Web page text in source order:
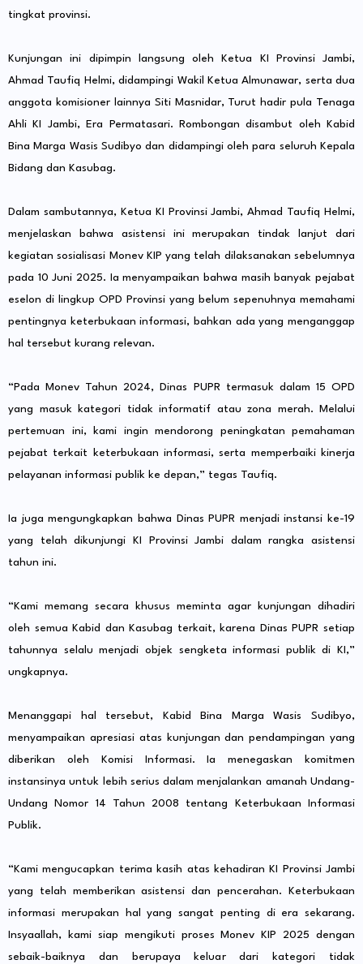
tingkat provinsi.
Kunjungan ini dipimpin langsung oleh Ketua KI Provinsi Jambi,
Ahmad Taufiq Helmi, didampingi Wakil Ketua Almunawar, serta dua
anggota komisioner lainnya Siti Masnidar, Turut hadir pula Tenaga
Ahli KI Jambi, Era Permatasari. Rombongan disambut oleh Kabid
Bina Marga Wasis Sudibyo dan didampingi oleh para seluruh Kepala
Bidang dan Kasubag.
Dalam sambutannya, Ketua KI Provinsi Jambi, Ahmad Taufiq Helmi,
menjelaskan bahwa asistensi ini merupakan tindak lanjut dari
kegiatan sosialisasi Monev KIP yang telah dilaksanakan sebelumnya
pada 10 Juni 2025. Ia menyampaikan bahwa masih banyak pejabat
eselon di lingkup OPD Provinsi yang belum sepenuhnya memahami
pentingnya keterbukaan informasi, bahkan ada yang menganggap
hal tersebut kurang relevan.
“Pada Monev Tahun 2024, Dinas PUPR termasuk dalam 15 OPD
yang masuk kategori tidak informatif atau zona merah. Melalui
pertemuan ini, kami ingin mendorong peningkatan pemahaman
pejabat terkait keterbukaan informasi, serta memperbaiki kinerja
pelayanan informasi publik ke depan,” tegas Taufiq.
Ia juga mengungkapkan bahwa Dinas PUPR menjadi instansi ke-19
yang telah dikunjungi KI Provinsi Jambi dalam rangka asistensi
tahun ini.
“Kami memang secara khusus meminta agar kunjungan dihadiri
oleh semua Kabid dan Kasubag terkait, karena Dinas PUPR setiap
tahunnya selalu menjadi objek sengketa informasi publik di KI,”
ungkapnya.
Menanggapi hal tersebut, Kabid Bina Marga Wasis Sudibyo,
menyampaikan apresiasi atas kunjungan dan pendampingan yang
diberikan oleh Komisi Informasi. Ia menegaskan komitmen
instansinya untuk lebih serius dalam menjalankan amanah Undang-
Undang Nomor 14 Tahun 2008 tentang Keterbukaan Informasi
Publik.
“Kami mengucapkan terima kasih atas kehadiran KI Provinsi Jambi
yang telah memberikan asistensi dan pencerahan. Keterbukaan
informasi merupakan hal yang sangat penting di era sekarang.
Insyaallah, kami siap mengikuti proses Monev KIP 2025 dengan
sebaik-baiknya dan berupaya keluar dari kategori tidak